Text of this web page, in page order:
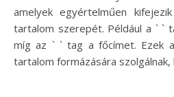
amelyek egyértelműen
tartalom szerepét. Például a ` `
míg az ` ` tag a főcímet. Ezek
tartalom formázására